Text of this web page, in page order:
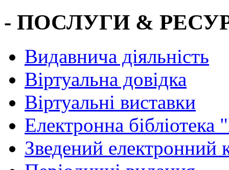
- ПОСЛУГИ &
Видавнича діяльність
Віртуальна довідка
Віртуальні виставки
Електронна
Зведений електронний